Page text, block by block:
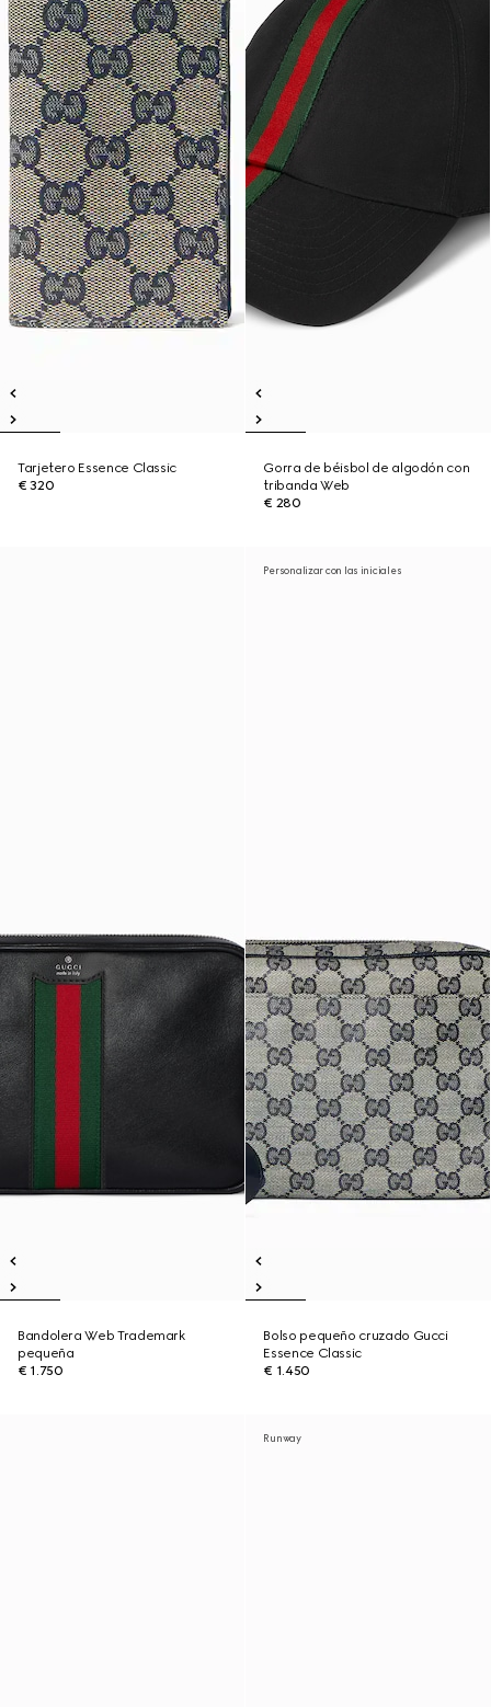
Tarjetero Essence Classic
€ 320
Gorra de béisbol de algodón con
tribanda Web
€ 280
Bandolera Web Trademark
pequeña
€ 1.750
Personalizar con las iniciales
Bolso pequeño cruzado Gucci
Essence Classic
€ 1.450
Runway